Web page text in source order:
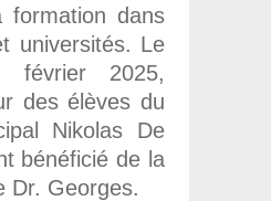
formation dans
universités. Le
février 2025,
des élèves du
Nikolas De
bénéficié de la
Dr. Georges.